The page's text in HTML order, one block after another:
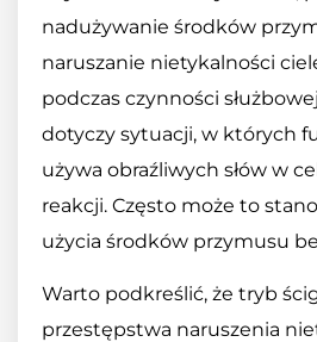
nadużywanie środków
naruszanie nietykalności
podczas czynności
dotyczy sytuacji, w których
używa obraźliwych słów w
reakcji. Często może to
użycia środków przymusu
Warto podkreślić, że tryb
przestępstwa naruszenia